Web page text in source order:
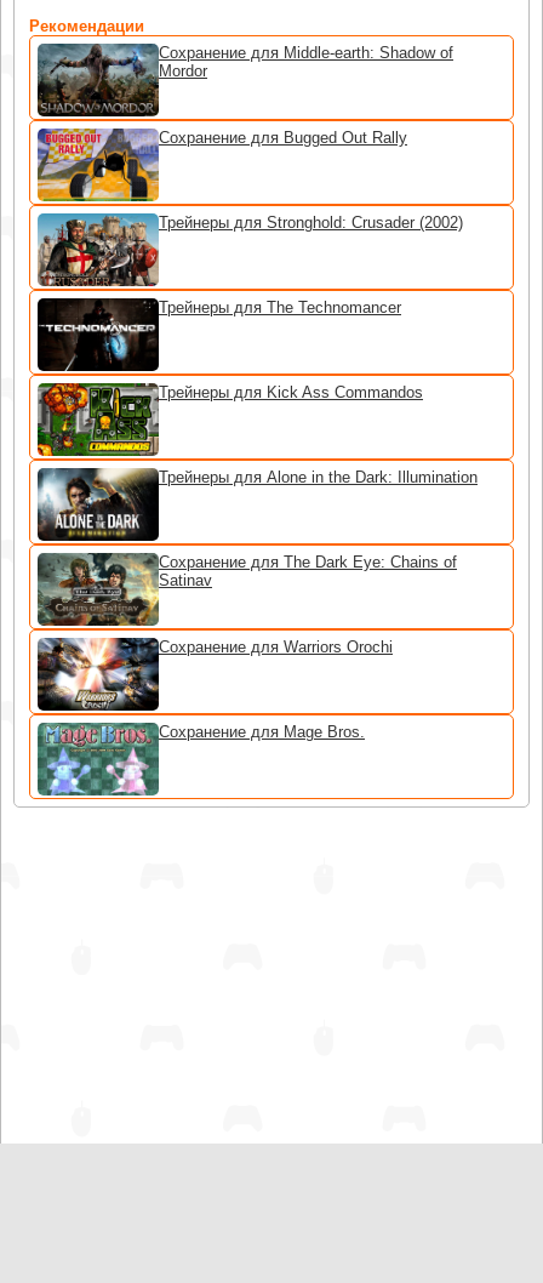
Рекомендации
Сохранение для Middle-earth: Shadow of
Mordor
Сохранение для Bugged Out Rally
Трейнеры для Stronghold: Crusader (2002)
Трейнеры для The Technomancer
Трейнеры для Kick Ass Commandos
Трейнеры для Alone in the Dark: Illumination
Сохранение для The Dark Eye: Chains of
Satinav
Сохранение для Warriors Orochi
Сохранение для Mage Bros.